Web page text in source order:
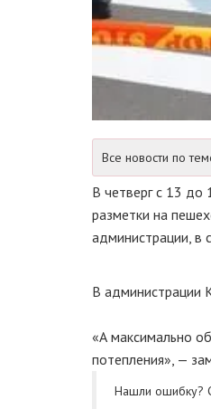
Все новости по
В четверг с 13 до
разметки на
администрации, в
В администрации
«А максимально
потепления», —
Нашли ошибку?